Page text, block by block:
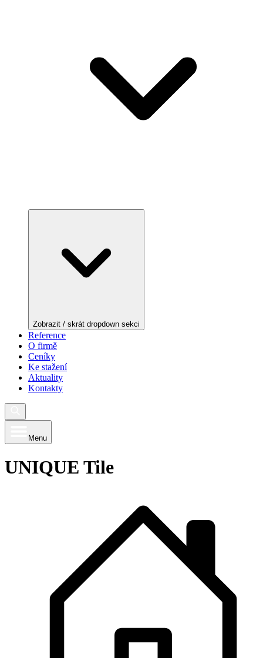
Zobrazit / skrát dropdown sekci
Reference
O firmě
Ceníky
Ke stažení
Aktuality
Kontakty
Menu
UNIQUE Tile